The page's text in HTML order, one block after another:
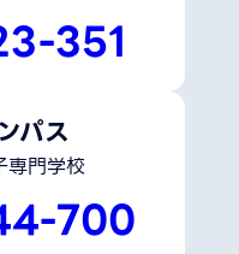
351
パス
専門学校
700